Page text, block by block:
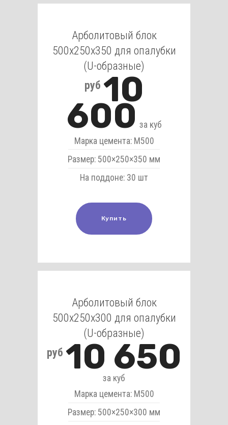
Арболитовый блок
500х250х350 для опалубки
(U-образные)
руб 10
600 за куб
Марка цемента: М500
Размер: 500×250×350 мм
На поддоне: 30 шт
Купить
Арболитовый блок
500х250х300 для опалубки
(U-образные)
руб 10 650
за куб
Марка цемента: М500
Размер: 500×250×300 мм